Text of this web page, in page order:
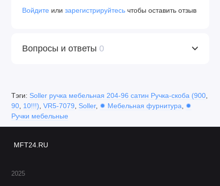
Войдите или зарегистрируйтесь чтобы оставить отзыв
Вопросы и ответы 0
Тэги: Soller ручка мебельная 204-96 сатин Ручка-скоба (900,
90, 10!!!) VR5-7079 Soller, ✹ Мебельная фурнитура
✹
Ручки мебельные
MFT24.RU
2025